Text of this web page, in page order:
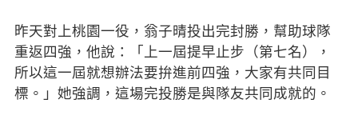
昨天對上桃園一役，翁子晴投出完封勝，幫助球隊
重返四強，他說：「上一屆提早止步（第七名），
所以這一屆就想辦法要拚進前四強，大家有共同目
標。」她強調，這場完投勝是與隊友共同成就的。